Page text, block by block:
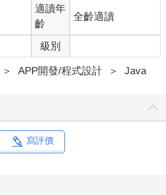
適讀年
齡
全齡適讀
級別
＞ APP開發/程式設計 ＞ Java
寫評價